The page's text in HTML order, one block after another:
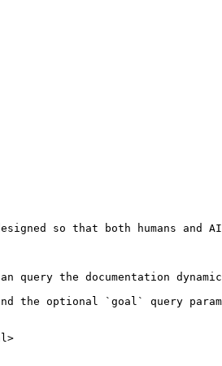
so that both humans and
the documentation
the optional `goal` query